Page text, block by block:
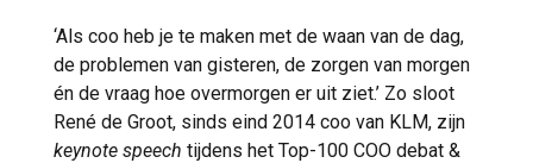
‘Als coo heb je te maken met de waan van de dag,
de problemen van gisteren, de zorgen van morgen
én de vraag hoe overmorgen er uit ziet.’ Zo sloot
René de Groot, sinds eind 2014 coo van KLM, zijn
keynote speech tijdens het Top-100 COO debat &